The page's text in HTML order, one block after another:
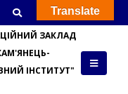
ЗАКЛАД
ІНСТИТУТ"
Translate